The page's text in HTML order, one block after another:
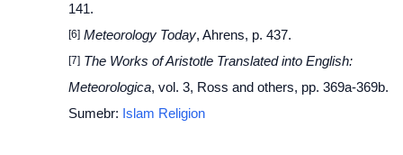
141.
[6] Meteorology Today, Ahrens, p. 437.
[7] The Works of Aristotle Translated into English:
Meteorologica, vol. 3, Ross and others, pp. 369a-369b.
Sumebr: Islam Religion